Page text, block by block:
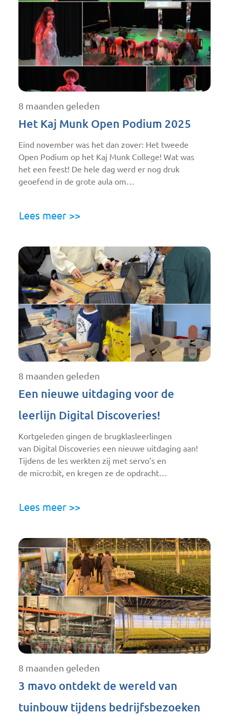
8 maanden geleden
Het Kaj Munk Open Podium 2025
Eind november was het dan zover: Het tweede
Open Podium op het Kaj Munk College! Wat was
het een feest! De hele dag werd er nog druk
geoefend in de grote aula om…
Lees meer >>
8 maanden geleden
Een nieuwe uitdaging voor de
leerlijn Digital Discoveries!
Kortgeleden gingen de brugklasleerlingen
van Digital Discoveries een nieuwe uitdaging aan!
Tijdens de les werkten zij met servo’s en
de micro:bit, en kregen ze de opdracht…
Lees meer >>
8 maanden geleden
3 mavo ontdekt de wereld van
tuinbouw tijdens bedrijfsbezoeken